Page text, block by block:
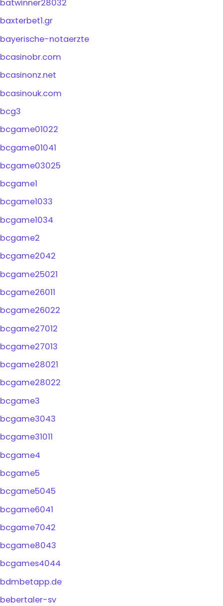
batwinner28032
baxterbet1.gr
bayerische-notaerzte
bcasinobr.com
bcasinonz.net
bcasinouk.com
bcg3
bcgame01022
bcgame01041
bcgame03025
bcgame1
bcgame1033
bcgame1034
bcgame2
bcgame2042
bcgame25021
bcgame26011
bcgame26022
bcgame27012
bcgame27013
bcgame28021
bcgame28022
bcgame3
bcgame3043
bcgame31011
bcgame4
bcgame5
bcgame5045
bcgame6041
bcgame7042
bcgame8043
bcgames4044
bdmbetapp.de
bebertaler-sv